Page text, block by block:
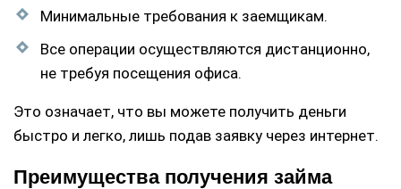
Минимальные требования к заемщикам.
Все операции осуществляются дистанционно,
не требуя посещения офиса.
Это означает, что вы можете получить деньги
быстро и легко, лишь подав заявку через интернет.
Преимущества получения займа